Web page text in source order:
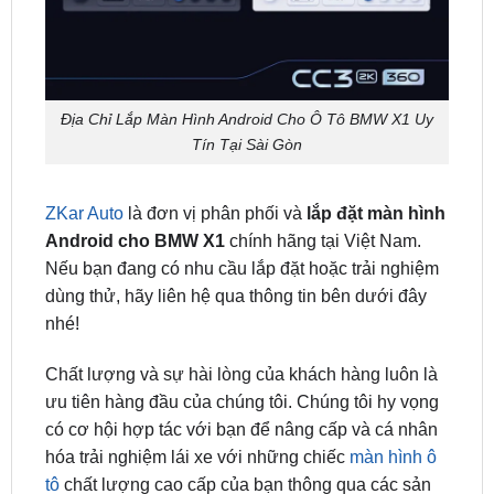
Địa Chỉ Lắp Màn Hình Android Cho Ô Tô BMW X1 Uy
Tín Tại Sài Gòn
là đơn vị phân phối và
Nếu bạn đang có nhu cầu lắp đặt hoặc trải nghiệm
dùng thử, hãy liên hệ qua thông tin bên dưới đây
nhé!
Chất lượng và sự hài lòng của khách hàng luôn là
có cơ hội hợp tác với bạn để nâng cấp và cá nhân
hóa trải nghiệm lái xe với những chiếc màn hình ô
tôchất lượng cao cấp của bạn thông qua các sản
phẩm và dịch vụ cao cấp của ZKar Auto.